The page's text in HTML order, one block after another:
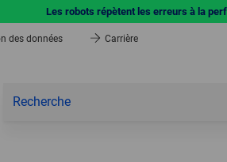
Les robots répètent les erreurs à la
des données Carrière